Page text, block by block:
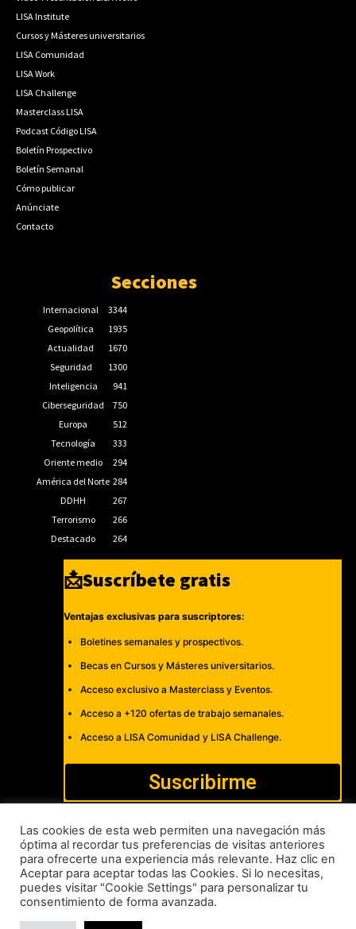
LISA Institute
Cursos y Másteres universitarios
LISA Comunidad
LISA Work
LISA Challenge
Masterclass LISA
Podcast Código LISA
Boletín Prospectivo
Boletín Semanal
Cómo publicar
Anúnciate
Contacto
Secciones
Internacional
3344
Geopolítica
1935
Actualidad
1670
Seguridad
1300
Inteligencia
941
Ciberseguridad
750
Europa
512
Tecnología
333
Oriente medio
294
América del Norte 284
DDHH
267
Terrorismo
266
Destacado
264
📩Suscríbete gratis
Ventajas exclusivas para suscriptores:
Boletines semanales y prospectivos.
Becas en Cursos y Másteres universitarios.
Acceso exclusivo a Masterclass y Eventos.
Acceso a +120 ofertas de trabajo semanales.
Acceso a LISA Comunidad y LISA Challenge.
Suscribirme
Cómo publicar Anúnciate Política de Privacidad y Cookies
Aviso legal Contacto
LISA News©. Creative Commons BY-NC-ND.
Las cookies de esta web permiten una navegación más
óptima al recordar tus preferencias de visitas anteriores
para ofrecerte una experiencia más relevante. Haz clic en
Aceptar para aceptar todas las Cookies. Si lo necesitas,
puedes visitar "Cookie Settings" para personalizar tu
consentimiento de forma avanzada.